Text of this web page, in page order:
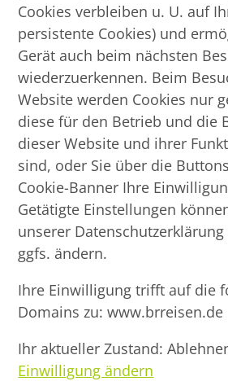
Cookies verbleiben u. U. auf
persistente Cookies) und
Gerät auch beim nächsten
wiederzuerkennen. Beim
Website werden Cookies nur
diese für den Betrieb und die
dieser Website und ihrer
sind, oder Sie über die
Cookie-Banner Ihre
Getätigte Einstellungen
unserer
ggfs. ändern.
Ihre Einwilligung trifft auf die
Domains zu: www.brreisen.de
Ihr aktueller Zustand:
Einwilligung ändern